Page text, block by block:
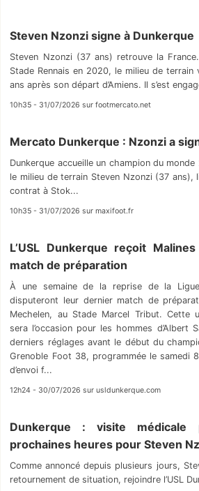
Steven Nzonzi signe à Dunkerque
Steven Nzonzi (37 ans) retrouve la
Stade Rennais en 2020, le milieu de terrain
ans après son départ d’Amiens. Il s’est
10h35 - 31/07/2026 sur footmercato.net
Mercato Dunkerque : Nzonzi a
Dunkerque accueille un champion du
le milieu de terrain Steven Nzonzi (37 ans),
contrat à Stok...
10h35 - 31/07/2026 sur maxifoot.fr
L’USL Dunkerque reçoit
match de préparation
À une semaine de la reprise de la
disputeront leur dernier match de
Mechelen, au Stade Marcel Tribut. Cette
sera l’occasion pour les hommes d’Albert
derniers réglages avant le début du
Grenoble Foot 38, programmée le samedi
d’envoi f...
12h24 - 30/07/2026 sur usldunkerque.com
Dunkerque : visite médicale
prochaines heures pour Steven
Comme annoncé depuis plusieurs jours,
retournement de situation, rejoindre l’USL